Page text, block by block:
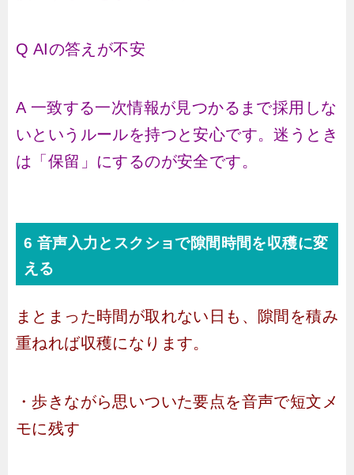
Q AIの答えが不安
A 一致する一次情報が見つかるまで採用しな
いというルールを持つと安心です。迷うとき
は「保留」にするのが安全です。
6 音声入力とスクショで隙間時間を収穫に変
える
まとまった時間が取れない日も、隙間を積み
重ねれば収穫になります。
・歩きながら思いついた要点を音声で短文メ
モに残す